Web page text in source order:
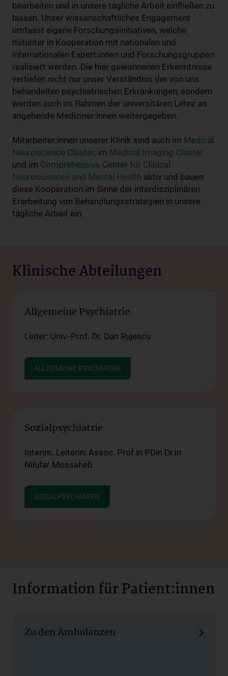
bearbeiten und in unsere tägliche Arbeit einfließen zu
lassen. Unser wissenschaftliches Engagement
umfasst eigene Forschungsinitiativen, welche
mitunter in Kooperation mit nationalen und
internationalen Expert:innen und Forschungsgruppen
realisiert werden. Die hier gewonnenen Erkenntnisse
vertiefen nicht nur unser Verständnis der von uns
behandelten psychiatrischen Erkrankungen, sondern
werden auch im Rahmen der universitären Lehre an
angehende Mediziner:innen weitergegeben.
Mitarbeiter:innen unserer Klinik sind auch im Medical
Neuroscience Cluster, im Medical Imaging Cluster
und im Comprehensive Center for Clinical
Neurosciences and Mental Health aktiv und bauen
diese Kooperation im Sinne der interdisziplinären
Erarbeitung von Behandlungsstrategien in unsere
tägliche Arbeit ein.
Klinische Abteilungen
Allgemeine Psychiatrie
Leiter: Univ.-Prof. Dr. Dan Rujescu
ALLGEMEINE PSYCHIATRIE
Sozialpsychiatrie
Interim. Leiterin: Assoc. Prof.in PDin Dr.in
Nilufar Mossaheb
SOZIALPSYCHIATRIE
Information für Patient:innen
Zu den Ambulanzen